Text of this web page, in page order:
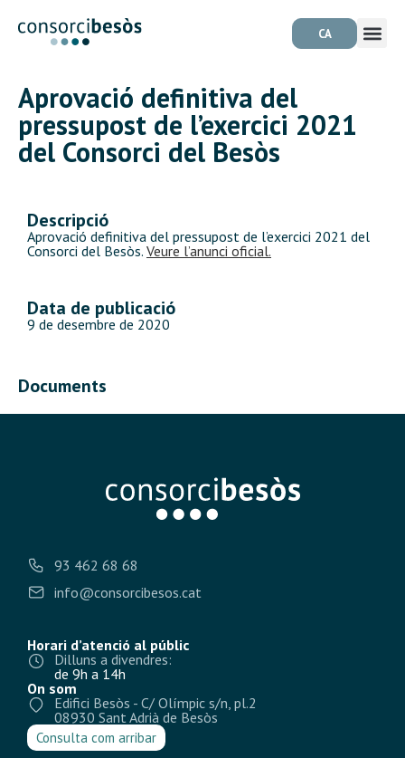
CA
Aprovació definitiva del
pressupost de l’exercici 2021
del Consorci del Besòs
Descripció
Aprovació definitiva del pressupost de l’exercici 2021 del
Consorci del Besòs. Veure l’anunci oficial.
Data de publicació
9 de desembre de 2020
Documents
93 462 68 68
info@consorcibesos.cat
Horari d’atenció al públic
Dilluns a divendres:
de 9h a 14h
On som
Edifici Besòs - C/ Olímpic s/n, pl.2
08930 Sant Adrià de Besòs
Consulta com arribar